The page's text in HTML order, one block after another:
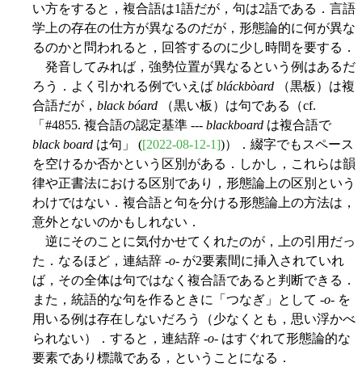
い方をすると，複合語は1語だが，句は2語である．言語
学上の存在の仕方が異なるのだが，形態論的に何が異な
るのかと問われると，回答するのに少し時間を要する．
発音してみれば，強勢位置が異なるという例はあるだ
ろう．よく引かれる例でいえば bláckbòard （黒板）は複
合語だが， black bóard （黒い板）は句である（cf.
「#4855. 複合語の認定基準 --- blackboard は複合語で
black board は句」 ([2022-08-12-1])）．綴字でもスペース
を空けるか否かという区別がある．しかし，これらは韻
律や正書法における区別であり，形態論上の区別という
わけではない．複合語と句を分ける形態論上の方法は，
意外とないのかもしれない．
逆にそのことに気付かせてくれたのが，上の引用だっ
た．なるほど，連結辞 -o- が2要素間に挿入されていれ
ば，その全体は句ではなく複合語であると判断できる．
また，統語的な句を作るときに「つなぎ」として -o- を
用いる例は存在しないだろう（少なくとも，思い浮かべ
られない）．すると，連結辞 -o- はすぐれて形態論的な
要素であり標識である，ということになる．